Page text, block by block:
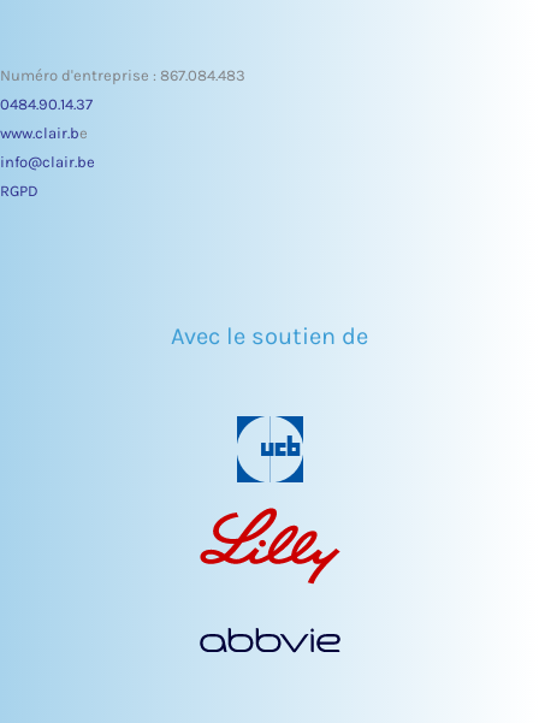
Numéro d'entreprise : 867.084.483
0484.90.14.37
www.clair.be
info@clair.be
RGPD
Avec le soutien de